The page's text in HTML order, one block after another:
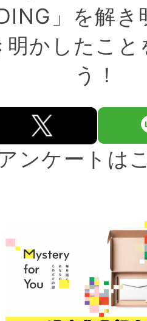
」を解き
明かしたこ
う！
ンケートは